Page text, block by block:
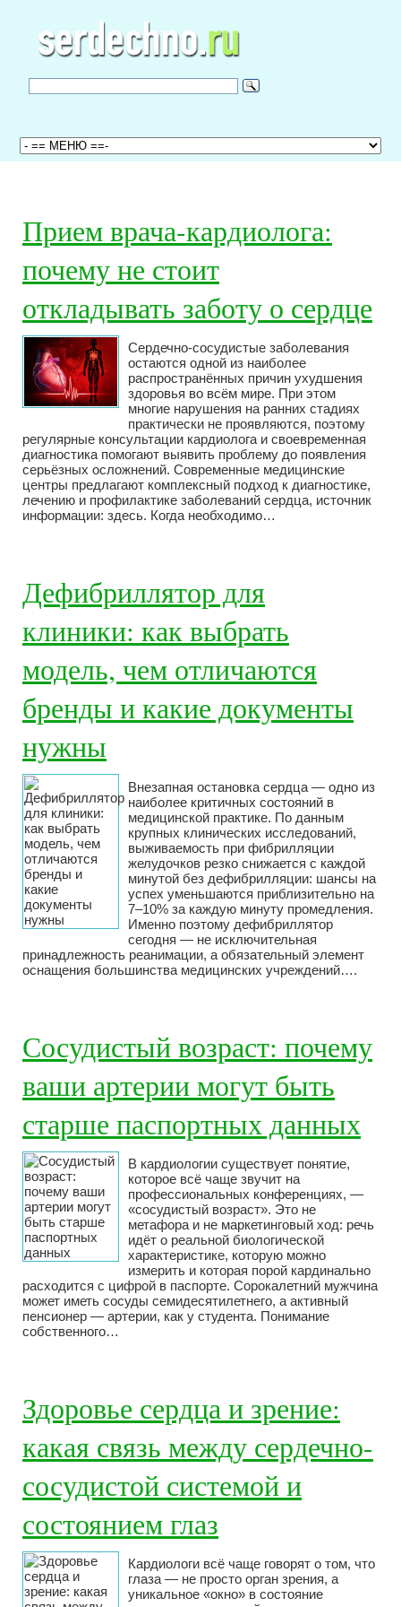
Прием врача-кардиолога:
почему не стоит
откладывать заботу о сердце
Сердечно-сосудистые заболевания
остаются одной из наиболее
распространённых причин ухудшения
здоровья во всём мире. При этом
многие нарушения на ранних стадиях
практически не проявляются, поэтому
регулярные консультации кардиолога и своевременная
диагностика помогают выявить проблему до появления
серьёзных осложнений. Современные медицинские
центры предлагают комплексный подход к диагностике,
лечению и профилактике заболеваний сердца, источник
информации: здесь. Когда необходимо…
Дефибриллятор для
клиники: как выбрать
модель, чем отличаются
бренды и какие документы
нужны
Внезапная остановка сердца — одно из
наиболее критичных состояний в
медицинской практике. По данным
крупных клинических исследований,
выживаемость при фибрилляции
желудочков резко снижается с каждой
минутой без дефибрилляции: шансы на
успех уменьшаются приблизительно на
7–10% за каждую минуту промедления.
Именно поэтому дефибриллятор
сегодня — не исключительная
принадлежность реанимации, а обязательный элемент
оснащения большинства медицинских учреждений….
Сосудистый возраст: почему
ваши артерии могут быть
старше паспортных данных
В кардиологии существует понятие,
которое всё чаще звучит на
профессиональных конференциях, —
«сосудистый возраст». Это не
метафора и не маркетинговый ход: речь
идёт о реальной биологической
характеристике, которую можно
измерить и которая порой кардинально
расходится с цифрой в паспорте. Сорокалетний мужчина
может иметь сосуды семидесятилетнего, а активный
пенсионер — артерии, как у студента. Понимание
собственного…
Здоровье сердца и зрение:
какая связь между сердечно-
сосудистой системой и
состоянием глаз
Кардиологи всё чаще говорят о том, что
глаза — не просто орган зрения, а
уникальное «окно» в состояние